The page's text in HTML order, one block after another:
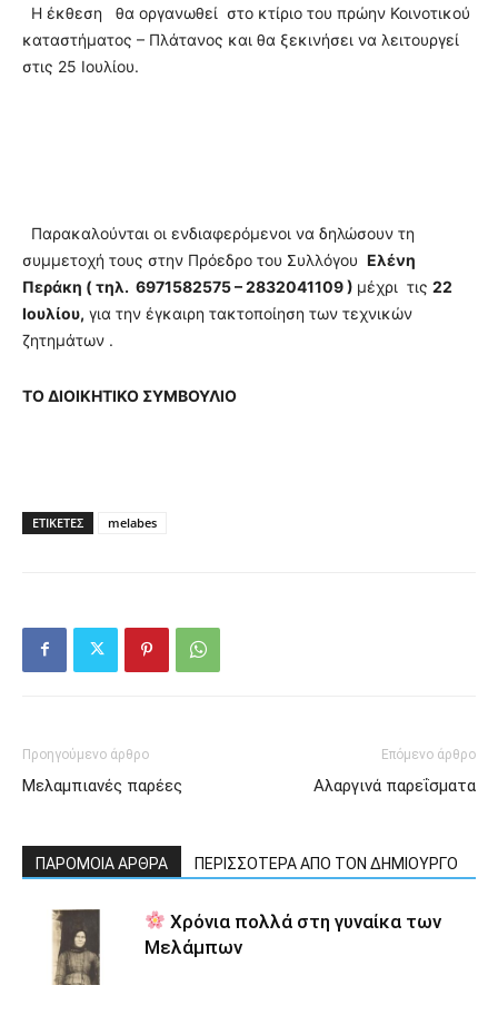
Η έκθεση θα οργανωθεί στο κτίριο του πρώην Κοινοτικού
καταστήματος – Πλάτανος και θα ξεκινήσει να λειτουργεί
στις 25 Ιουλίου.
Παρακαλούνται οι ενδιαφερόμενοι να δηλώσουν τη
συμμετοχή τους στην Πρόεδρο του Συλλόγου Ελένη
Περάκη ( τηλ. 6971582575 – 2832041109 ) μέχρι τις 22
Ιουλίου, για την έγκαιρη τα­κτοποίηση των τεχνικών
ζητημάτων .
ΤΟ ΔΙΟΙΚΗΤΙΚΟ ΣΥΜΒΟΥΛΙΟ
ΕΤΙΚΕΤΕΣ melabes
Προηγούμενο άρθρο
Μελαμπιανές παρέες
Επόμενο άρθρο
Αλαργινά παρεΐσματα
ΠΑΡΟΜΟΙΑ ΑΡΘΡΑ ΠΕΡΙΣΣΟΤΕΡΑ ΑΠΟ ΤΟΝ ΔΗΜΙΟΥΡΓΟ
Χρόνια πολλά στη γυναίκα των
Μελάμπων